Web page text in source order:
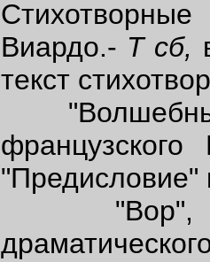
Виардо.- Т сб,
текст
"Предисловие"
"Вор",